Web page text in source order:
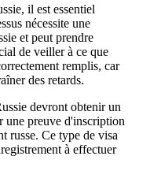
il est essentiel
nécessite une
et peut prendre
de veiller à ce que
remplis, car
des retards.
devront obtenir un
une preuve d'inscription
russe. Ce type de visa
à effectuer